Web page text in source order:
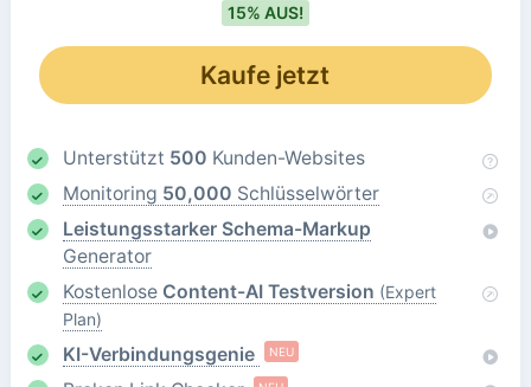
15% AUS!
Kaufe jetzt
Unterstützt 500 Kunden-Websites
Monitoring 50,000 Schlüsselwörter
Leistungsstarker Schema-Markup
Generator
Kostenlose Content-AI Testversion (Expert
Plan)
KI-Verbindungsgenie NEU